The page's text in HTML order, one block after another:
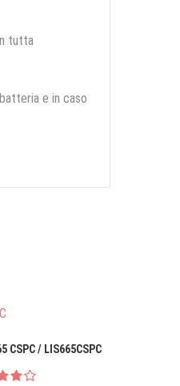
tutta
e in caso
CSPC / LIS665CSPC